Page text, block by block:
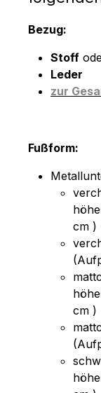
Bezug:
Stoff
Leder
zur
Fußform:
cm )
cm )